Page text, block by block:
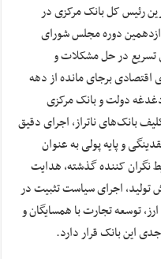
رئیس کل بانک مرکزی در
دوره مجلس شورای
تسریع در حل مشکلات و
برجای مانده از دهه
دولت و بانک مرکزی
بانک‌های ناتراز، اجرای دقیق
و پایه پولی به عنوان
نگران کننده گذشته، هدایت
تولید، اجرای سیاست تثبیت در
توسعه تجارت با همسایگان و
این بانک قرار دارد.